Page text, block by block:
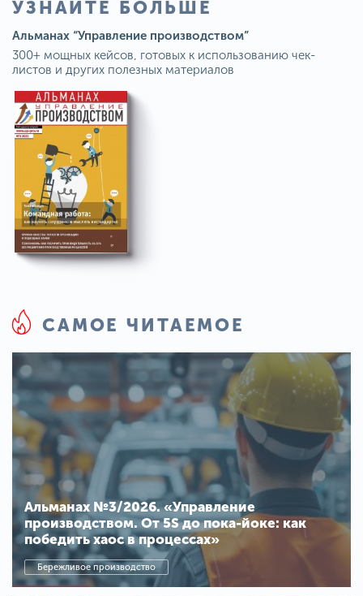
УЗНАЙТЕ БОЛЬШЕ
Альманах “Управление производством”
300+ мощных кейсов, готовых к использованию чек-
листов и других полезных материалов
САМОЕ ЧИТАЕМОЕ
Альманах №3/2026. «Управление
производством. От 5S до пока-йоке: как
победить хаос в процессах»
Бережливое производство